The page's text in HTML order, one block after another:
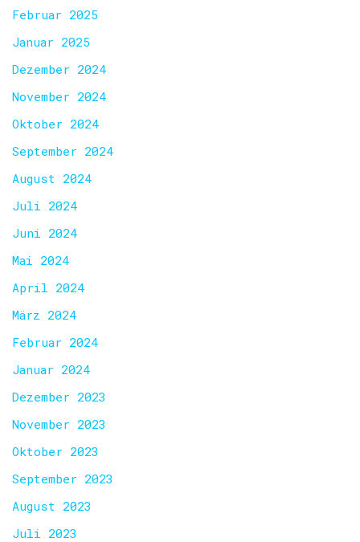
Februar 2025
Januar 2025
Dezember 2024
November 2024
Oktober 2024
September 2024
August 2024
Juli 2024
Juni 2024
Mai 2024
April 2024
März 2024
Februar 2024
Januar 2024
Dezember 2023
November 2023
Oktober 2023
September 2023
August 2023
Juli 2023